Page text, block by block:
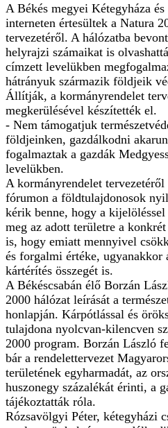
A Békés megyei Kétegyháza
interneten értesültek a Natura
tervezetéről. A hálózatba
helyrajzi számaikat is
címzett levelükben
hátrányuk származik földjeik
Állítják, a kormányrendelet
megkerülésével készítették el.
- Nem támogatjuk
földjeinken, gazdálkodni
fogalmaztak a gazdák
levelükben.
A kormányrendelet
fórumon a földtulajdonosok
kérik benne, hogy a
meg az adott területre a
is, hogy emiatt mennyivel
és forgalmi értéke, ugyanakkor
kártérítés összegét is.
A Békéscsabán élő Borzán
2000 hálózat leírását a
honlapján. Kárpótlással és
tulajdona nyolcvan-kilencven
2000 program. Borzán László
bár a rendelettervezet
területének egyharmadát, az
huszonegy százalékát érinti, a
tájékoztatták róla.
Rózsavölgyi Péter, kétegyházi